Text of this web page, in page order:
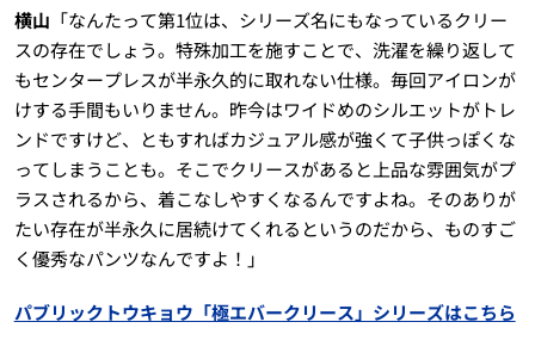
横山 「なんたって第1位は、シリーズ名にもなっているクリー
スの存在でしょう。特殊加工を施すことで、洗濯を繰り返して
もセンタープレスが半永久的に取れない仕様。毎回アイロンが
けする手間もいりません。昨今はワイドめのシルエットがトレ
ンドですけど、ともすればカジュアル感が強くて子供っぽくな
ってしまうことも。そこでクリースがあると上品な雰囲気がプ
ラスされるから、着こなしやすくなるんですよね。そのありが
たい存在が半永久に居続けてくれるというのだから、ものすご
く優秀なパンツなんですよ！」
パブリックトウキョウ「極エバークリース」シリーズはこちら